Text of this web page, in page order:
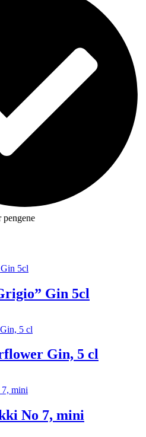
Gin 5cl
Gin, 5 cl
No 7, mini